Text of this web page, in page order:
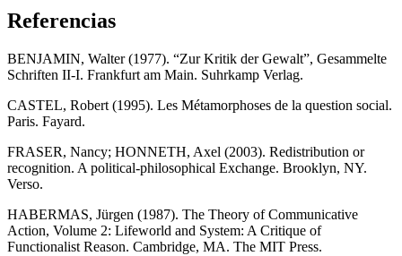
Referencias
BENJAMIN, Walter (1977). “Zur Kritik der Gewalt”, Gesammelte
Schriften II-I. Frankfurt am Main. Suhrkamp Verlag.
CASTEL, Robert (1995). Les Métamorphoses de la question social.
Paris. Fayard.
FRASER, Nancy; HONNETH, Axel (2003). Redistribution or
recognition. A political-philosophical Exchange. Brooklyn, NY.
Verso.
HABERMAS, Jürgen (1987). The Theory of Communicative
Action, Volume 2: Lifeworld and System: A Critique of
Functionalist Reason. Cambridge, MA. The MIT Press.